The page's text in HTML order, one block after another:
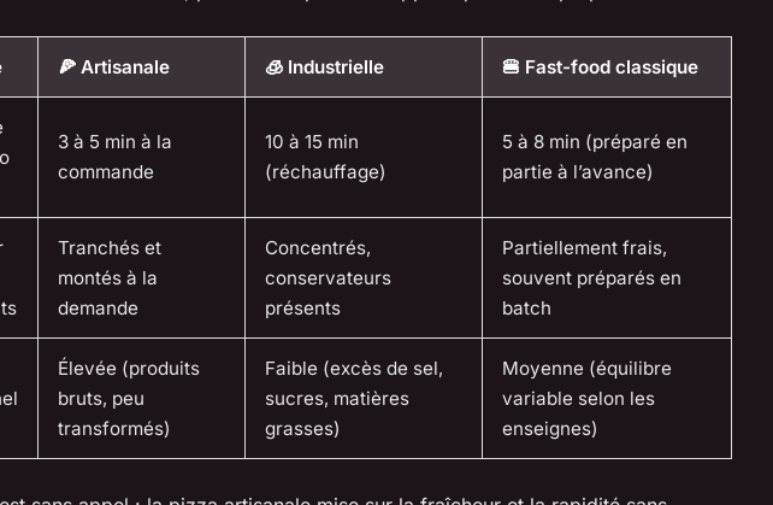
🍕 Artisanale 🧊 Industrielle 🍔 Fast-food classique
3 à 5 min à la
commande
10 à 15 min
(réchauffage)
5 à 8 min (préparé en
partie à l’avance)
Tranchés et
montés à la
demande
Concentrés,
conservateurs
présents
Partiellement frais,
souvent préparés en
batch
Élevée (produits
bruts, peu
transformés)
Faible (excès de sel,
sucres, matières
grasses)
Moyenne (équilibre
variable selon les
enseignes)